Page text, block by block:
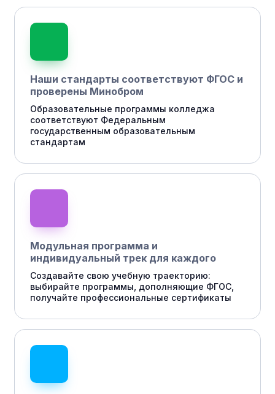
Наши стандарты соответствуют ФГОС и
проверены Минобром
Образовательные программы колледжа
соответствуют Федеральным
государственным образовательным
стандартам
Модульная программа и
индивидуальный трек для каждого
Создавайте свою учебную траекторию:
выбирайте программы, дополняющие ФГОС,
получайте профессиональные сертификаты